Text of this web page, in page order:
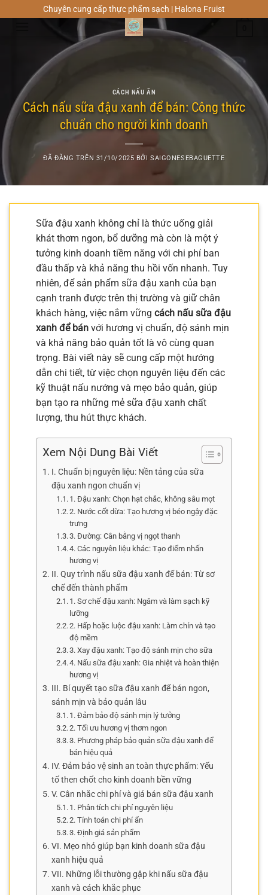
đến
Chuyên cung cấp thực phẩm sạch | Halona Fruist
CÁCH NẤU ĂN
Cách nấu sữa đậu xanh để bán: Công thức
chuẩn cho người kinh doanh
ĐÃ ĐĂNG TRÊN 31/10/2025 BỞISAIGONESEBAGUETTE
Sữa đậu xanh không chỉ là thức uống giải
khát thơm ngon, bổ dưỡng mà còn là một ý
tưởng kinh doanh tiềm năng với chi phí ban
đầu thấp và khả năng thu hồi vốn nhanh. Tuy
nhiên, để sản phẩm sữa đậu xanh của bạn
cạnh tranh được trên thị trường và giữ chân
khách hàng, việc nắm vững cách nấu sữa đậu
xanh để bán với hương vị chuẩn, độ sánh mịn
và khả năng bảo quản tốt là vô cùng quan
trọng. Bài viết này sẽ cung cấp một hướng
dẫn chi tiết, từ việc chọn nguyên liệu đến các
kỹ thuật nấu nướng và mẹo bảo quản, giúp
bạn tạo ra những mẻ sữa đậu xanh chất
lượng, thu hút thực khách.
Xem Nội Dung Bài Viết
I. Chuẩn bị nguyên liệu: Nền tảng của sữa
đậu xanh ngon chuẩn vị
1. Đậu xanh: Chọn hạt chắc, không sâu mọt
2. Nước cốt dừa: Tạo hương vị béo ngậy đặc
trưng
3. Đường: Cân bằng vị ngọt thanh
4. Các nguyên liệu khác: Tạo điểm nhấn
hương vị
II. Quy trình nấu sữa đậu xanh để bán: Từ sơ
chế đến thành phẩm
1. Sơ chế đậu xanh: Ngâm và làm sạch kỹ
lưỡng
2. Hấp hoặc luộc đậu xanh: Làm chín và tạo
độ mềm
3. Xay đậu xanh: Tạo độ sánh mịn cho sữa
4. Nấu sữa đậu xanh: Gia nhiệt và hoàn thiện
hương vị
III. Bí quyết tạo sữa đậu xanh để bán ngon,
sánh mịn và bảo quản lâu
1. Đảm bảo độ sánh mịn lý tưởng
2. Tối ưu hương vị thơm ngon
3. Phương pháp bảo quản sữa đậu xanh để
bán hiệu quả
IV. Đảm bảo vệ sinh an toàn thực phẩm: Yếu
tố then chốt cho kinh doanh bền vững
V. Cân nhắc chi phí và giá bán sữa đậu xanh
1. Phân tích chi phí nguyên liệu
2. Tính toán chi phí ẩn
3. Định giá sản phẩm
VI. Mẹo nhỏ giúp bạn kinh doanh sữa đậu
xanh hiệu quả
VII. Những lỗi thường gặp khi nấu sữa đậu
xanh và cách khắc phục